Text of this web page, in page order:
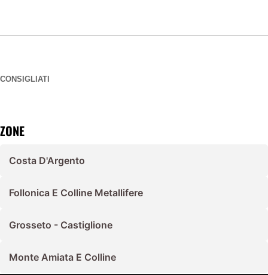
CONSIGLIATI
ZONE
Costa D'Argento
Follonica E Colline Metallifere
Grosseto - Castiglione
Monte Amiata E Colline